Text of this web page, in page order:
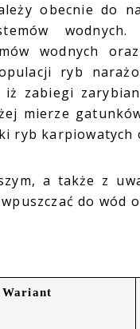
obecnie do
wodnych.
wodnych
ryb
zabiegi
mierze
ryb karpiowatych
a także z
do
Wariant